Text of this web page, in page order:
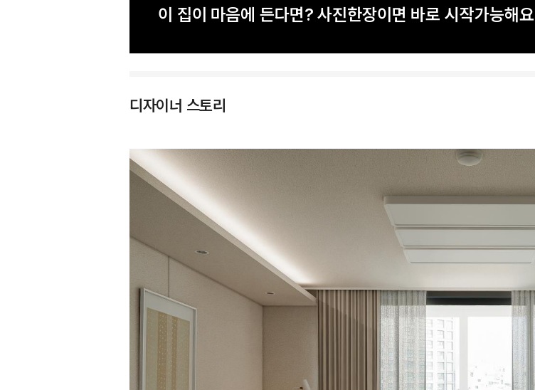
이 집이 마음에 든다면? 사진한장이면 바로 시작가능해요
디자이너 스토리